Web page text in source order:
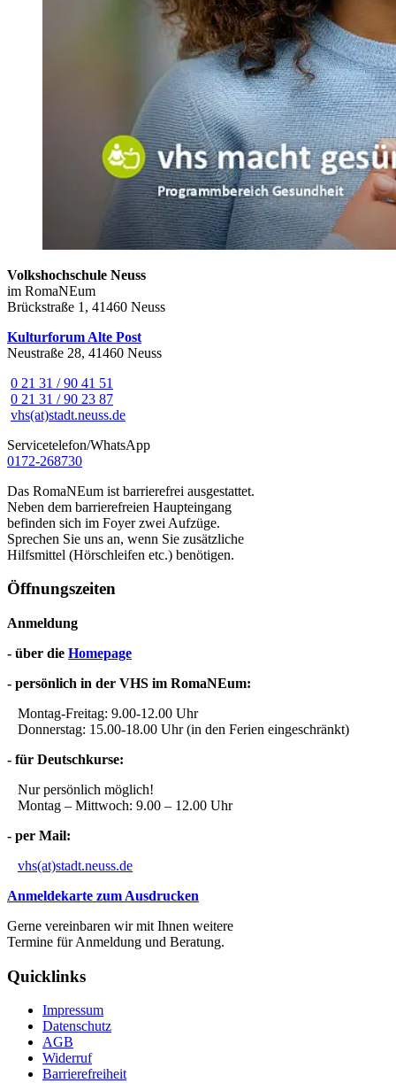
Volkshochschule Neuss
im RomaNEum
Brückstraße 1, 41460 Neuss
Kulturforum Alte Post
Neustraße 28, 41460 Neuss
0 21 31 / 90 41 51
0 21 31 / 90 23 87
vhs(at)stadt.neuss.de
Servicetelefon/WhatsApp
0172-268730
Das RomaNEum ist barrierefrei ausgestattet.
Neben dem barrierefreien Haupteingang
befinden sich im Foyer zwei Aufzüge.
Sprechen Sie uns an, wenn Sie zusätzliche
Hilfsmittel (Hörschleifen etc.) benötigen.
Öffnungszeiten
Anmeldung
- über die Homepage
- persönlich in der VHS im RomaNEum:
Montag-Freitag: 9.00-12.00 Uhr
Donnerstag: 15.00-18.00 Uhr (in den Ferien eingeschränkt)
- für Deutschkurse:
Nur persönlich möglich!
Montag – Mittwoch: 9.00 – 12.00 Uhr
- per Mail:
vhs(at)stadt.neuss.de
Anmeldekarte zum Ausdrucken
Gerne vereinbaren wir mit Ihnen weitere
Termine für Anmeldung und Beratung.
Quicklinks
Impressum
Datenschutz
AGB
Widerruf
Barrierefreiheit